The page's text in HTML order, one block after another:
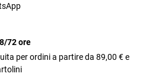
72 ore
per ordini a partire da 89,00 € e